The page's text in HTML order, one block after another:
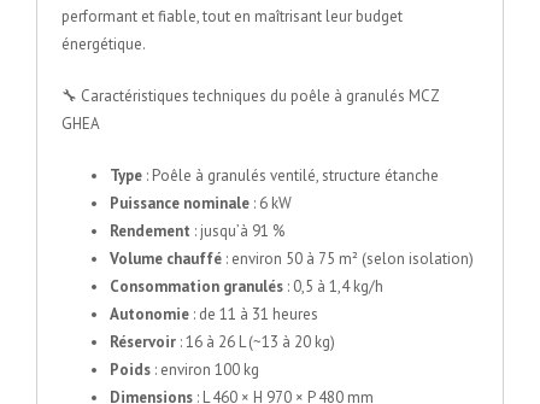
performant et fiable, tout en maîtrisant leur budget
énergétique.
🔧 Caractéristiques techniques du poêle à granulés MCZ
GHEA
Type : Poêle à granulés ventilé, structure étanche
Puissance nominale : 6 kW
Rendement : jusqu’à 91 %
Volume chauffé : environ 50 à 75 m² (selon isolation)
Consommation granulés : 0,5 à 1,4 kg/h
Autonomie : de 11 à 31 heures
Réservoir : 16 à 26 L (~13 à 20 kg)
Poids : environ 100 kg
Dimensions : L 460 × H 970 × P 480 mm